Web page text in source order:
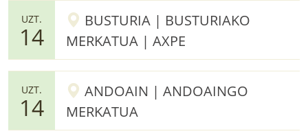
UZT.
14
BUSTURIA | BUSTURIAKO
MERKATUA | AXPE
UZT.
14
ANDOAIN | ANDOAINGO
MERKATUA